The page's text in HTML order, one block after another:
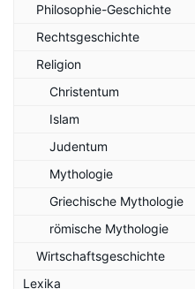
Philosophie-Geschichte
Rechtsgeschichte
Religion
Christentum
Islam
Judentum
Mythologie
Griechische Mythologie
römische Mythologie
Wirtschaftsgeschichte
Lexika